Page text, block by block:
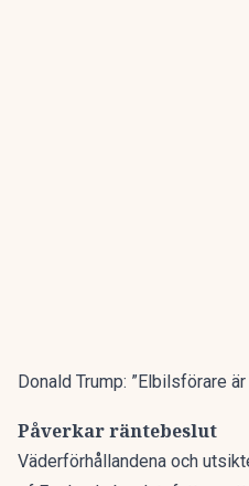
Donald Trump: ”Elbilsförare
Påverkar räntebeslut
Väderförhållandena och